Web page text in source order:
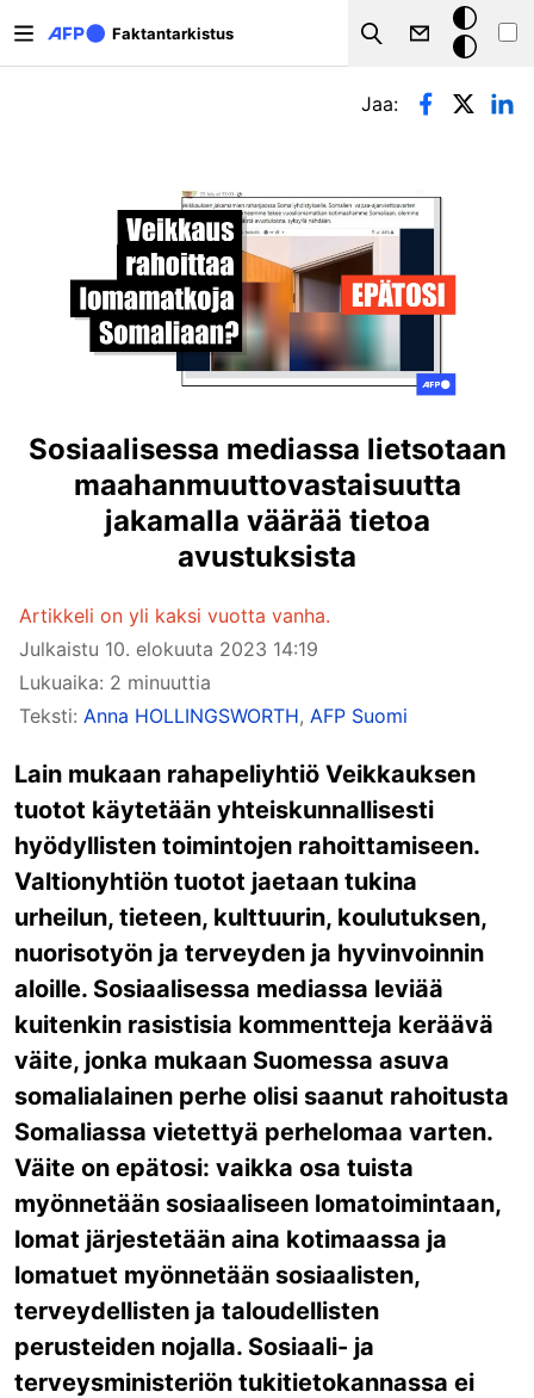
Faktantarkistus
Search
Tumma
tila
Ensisijaiset välilehdet
Jaa:
Sosiaalisessa mediassa lietsotaan
maahanmuuttovastaisuutta
jakamalla väärää tietoa
avustuksista
Artikkeli on yli kaksi vuotta vanha.
Julkaistu 10. elokuuta 2023 14:19
Lukuaika: 2 minuuttia
Teksti: Anna HOLLINGSWORTH, AFP Suomi
Lain mukaan rahapeliyhtiö Veikkauksen
tuotot käytetään yhteiskunnallisesti
hyödyllisten toimintojen rahoittamiseen.
Valtionyhtiön tuotot jaetaan tukina
urheilun, tieteen, kulttuurin, koulutuksen,
nuorisotyön ja terveyden ja hyvinvoinnin
aloille. Sosiaalisessa mediassa leviää
kuitenkin rasistisia kommentteja keräävä
väite, jonka mukaan Suomessa asuva
somalialainen perhe olisi saanut rahoitusta
Somaliassa vietettyä perhelomaa varten.
Väite on epätosi: vaikka osa tuista
myönnetään sosiaaliseen lomatoimintaan,
lomat järjestetään aina kotimaassa ja
lomatuet myönnetään sosiaalisten,
terveydellisten ja taloudellisten
perusteiden nojalla. Sosiaali- ja
terveysministeriön tukitietokannassa ei